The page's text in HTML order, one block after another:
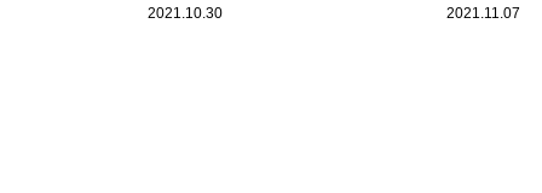
い
2021.10.30
由にみちょ
2021.11.07